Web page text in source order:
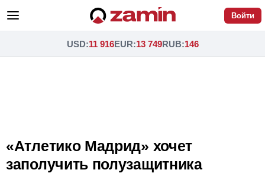
Войти
USD:11 916EUR:13 749RUB:146
«Атлетико Мадрид» хочет
заполучить полузащитника